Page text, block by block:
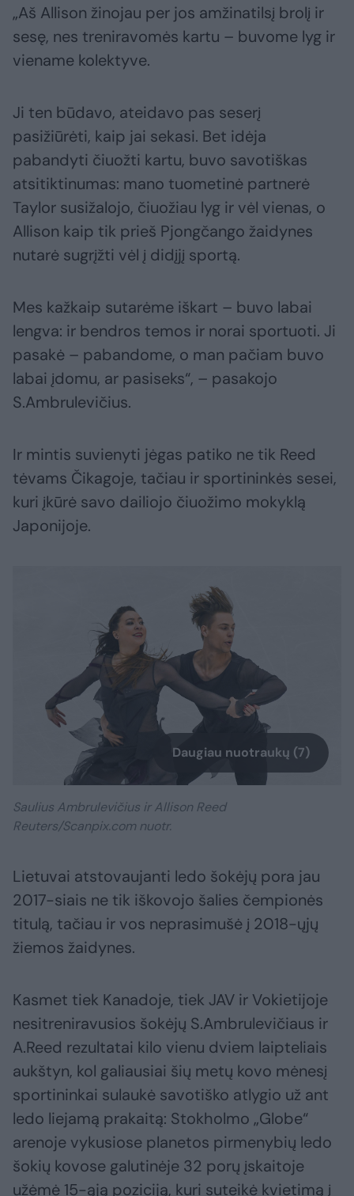
„Aš Allison žinojau per jos amžinatilsį brolį ir
sesę, nes treniravomės kartu – buvome lyg ir
viename kolektyve.
Ji ten būdavo, ateidavo pas seserį
pasižiūrėti, kaip jai sekasi. Bet idėja
pabandyti čiuožti kartu, buvo savotiškas
atsitiktinumas: mano tuometinė partnerė
Taylor susižalojo, čiuožiau lyg ir vėl vienas, o
Allison kaip tik prieš Pjongčango žaidynes
nutarė sugrįžti vėl į didįjį sportą.
Mes kažkaip sutarėme iškart – buvo labai
lengva: ir bendros temos ir norai sportuoti. Ji
pasakė – pabandome, o man pačiam buvo
labai įdomu, ar pasiseks“, – pasakojo
S.Ambrulevičius.
Ir mintis suvienyti jėgas patiko ne tik Reed
tėvams Čikagoje, tačiau ir sportininkės sesei,
kuri įkūrė savo dailiojo čiuožimo mokyklą
Japonijoje.
Daugiau nuotraukų (7)
Saulius Ambrulevičius ir Allison Reed
Reuters/Scanpix.com nuotr.
Lietuvai atstovaujanti ledo šokėjų pora jau
2017-siais ne tik iškovojo šalies čempionės
titulą, tačiau ir vos neprasimušė į 2018-ųjų
žiemos žaidynes.
Kasmet tiek Kanadoje, tiek JAV ir Vokietijoje
nesitreniravusios šokėjų S.Ambrulevičiaus ir
A.Reed rezultatai kilo vienu dviem laipteliais
aukštyn, kol galiausiai šių metų kovo mėnesį
sportininkai sulaukė savotiško atlygio už ant
ledo liejamą prakaitą: Stokholmo „Globe“
arenoje vykusiose planetos pirmenybių ledo
šokių kovose galutinėje 32 porų įskaitoje
užėmė 15-ąją poziciją, kuri suteikė kvietimą į